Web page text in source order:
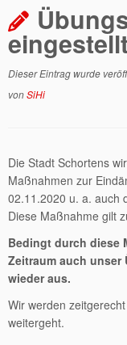
Dieser Eintrag wurde
vonSiHi
Die Stadt Schortens
Maßnahmen zur
02.11.2020 u. a. auch
Diese Maßnahme gilt
Bedingt durch diese
Zeitraum auch
wieder aus.
Wir werden
weitergeht.